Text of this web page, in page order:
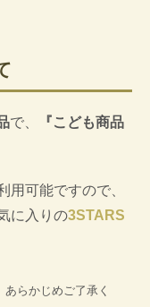
で、
『こども商品
用可能ですので、
に入りの3STARS
あらかじめご了承く